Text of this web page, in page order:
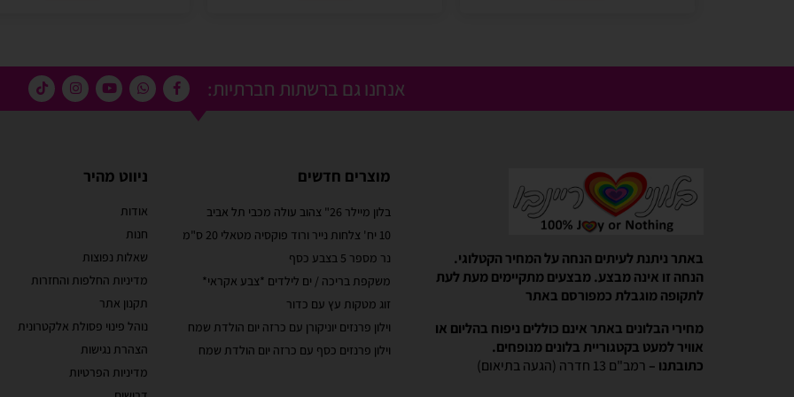
אנחנו גם ברשתות חברתיות:
באתר ניתנת לעיתים הנחה על המחיר הקטלוגי.
הנחה זו אינה מבצע. מבצעים מתקיימים מעת לעת
לתקופה מוגבלת כמפורסם באתר
מחירי הבלונים באתר אינם כוללים ניפוח בהליום או
אוויר למעט בקטגוריית בלונים מנופחים.
כתובתנו – רמב"ם 13 חדרה (הגעה בתיאום)
מוצרים חדשים
בלון מיילר 26" צהוב עולה מכבי תל אביב
10 יח' צלחות נייר ורוד פוקסיה מטאלי 20 ס"מ
נר מספר 5 בצבע כסף
משקפת בריכה / ים לילדים *צבע אקראי*
זוג מטקות עץ עם כדור
וילון פרנזים יוניקורן עם כרזה יום הולדת שמח
וילון פרנזים כסף עם כרזה יום הולדת שמח
ניווט מהיר
אודות
חנות
שאלות נפוצות
מדיניות החלפות והחזרות
תקנון אתר
נוהל פינוי פסולת אלקטרונית
הצהרת נגישות
מדיניות הפרטיות
בלוני ריינבאו הפכו להיות חלק קסום בבוקר
יומההולדת המשפחתי שלנו
בלוני ריינבאו הפכו להיות חלק קסום בבוקר יומההולדת
המשפחתי שלנו. מוצרים יפים, מבצעים טובים ושירות נוח
מהיר יעיל ואמין. אפשרות נוחה לאמצעי תשלום באתר.
שירות לקוחות מוצלח!
זה שירות הלקוחות! עונים בשניה לוואטסאפ, בנעימות
ובנכונות לעזור. יעילים בטירוף. ממליצה בחום